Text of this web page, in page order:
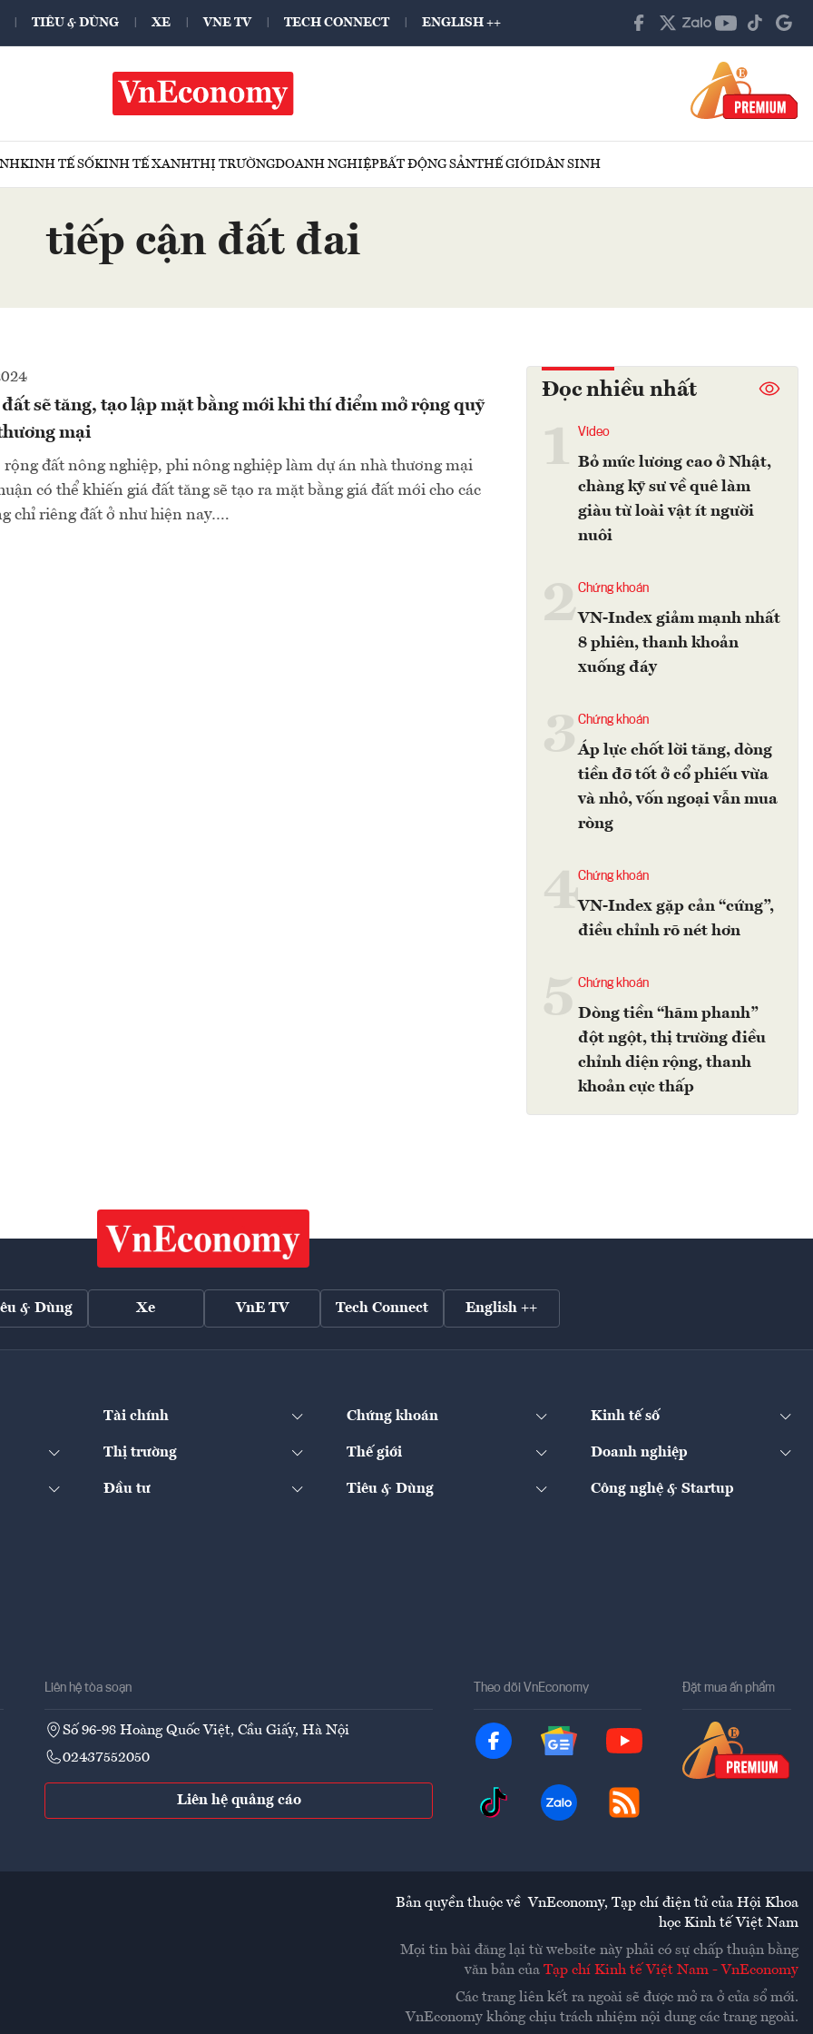
TIÊU & DÙNG XE VNE TV TECH CONNECT ENGLISH ++
KINH TẾ SỐKINH TẾ XANHTHỊ TRƯỜNGDOANH NGHIỆPBẤT ĐỘNG SẢNTHẾ GIỚIDÂN SINH
tiếp cận đất đai
sẽ tăng, tạo lập mặt bằng mới khi thí điểm mở rộng quỹ
mại
đất nông nghiệp, phi nông nghiệp làm dự án nhà thương mại
có thể khiến giá đất tăng sẽ tạo ra mặt bằng giá đất mới cho các
chỉ riêng đất ở như hiện nay….
Đọc nhiều nhất
Video
Bỏ mức lương cao ở Nhật,
chàng kỹ sư về quê làm
giàu từ loài vật ít người
nuôi
2Chứng khoán
VN-Index giảm mạnh nhất
8 phiên, thanh khoản
xuống đáy
Chứng khoán
Áp lực chốt lời tăng, dòng
tiền đỡ tốt ở cổ phiếu vừa
và nhỏ, vốn ngoại vẫn mua
ròng
4Chứng khoán
VN-Index gặp cản “cứng”,
điều chỉnh rõ nét hơn
Chứng khoán
Dòng tiền “hãm phanh”
đột ngột, thị trường điều
chỉnh diện rộng, thanh
khoản cực thấp
& Dùng Xe VnE TV Tech Connect English ++
Tài chính Chứng khoán Kinh tế số
Thị trường Thế giới Doanh nghiệp
Đầu tư Tiêu & Dùng Công nghệ & Startup
Liên hệ tòa soạn
Số 96-98 Hoàng Quốc Việt, Cầu Giấy, Hà Nội
02437552050
Liên hệ quảng cáo
Theo dõi VnEconomy Đặt mua ấn phẩm
Bản quyền thuộc về VnEconomy, Tạp chí điện tử của Hội Khoa
học Kinh tế Việt Nam
Mọi tin bài đăng lại từ website này phải có sự chấp thuận bằng
văn bản của Tạp chí Kinh tế Việt Nam - VnEconomy
Các trang liên kết ra ngoài sẽ được mở ra ở cửa sổ mới.
VnEconomy không chịu trách nhiệm nội dung các trang ngoài.